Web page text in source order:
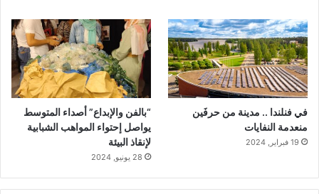
في فنلندا .. مدينة من حرفَين
منعدمة النفايات
19 فبراير, 2024
“بالفن والإبداع” أصداء المتوسط
يواصل إحتواء المواهب الشبابية
لإنقاذ البيئة
28 يونيو, 2024